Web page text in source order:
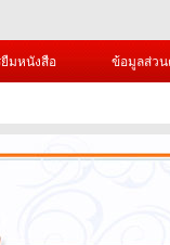
ยืมหนังสือ ข้อมูลส่ว